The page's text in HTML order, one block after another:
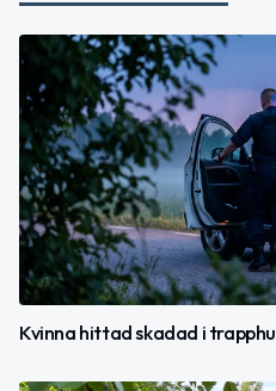
Kvinna hittad skadad i